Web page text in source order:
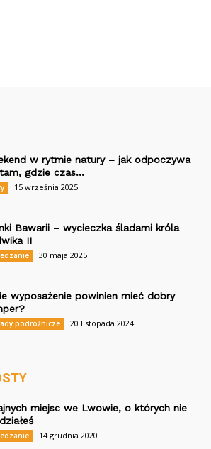
w rytmie natury – jak odpoczywa
gdzie czas...
15 września 2025
Bawarii – wycieczka śladami króla
II
30 maja 2025
wyposażenie powinien mieć dobry
podróżnicze 20 listopada 2024
miejsc we Lwowie, o których nie
14 grudnia 2020